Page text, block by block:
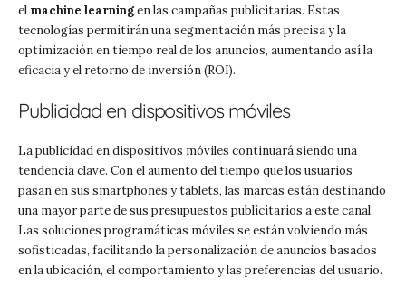
el machine learningen las campañas publicitarias. Estas
tecnologías permitirán una segmentación más precisa y la
optimización en tiempo real de los anuncios, aumentando así la
eficacia y el retorno de inversión (ROI).
Publicidad en dispositivos móviles
La publicidad en dispositivos móviles continuará siendo una
tendencia clave. Con el aumento del tiempo que los usuarios
pasan en sus smartphones y tablets, las marcas están destinando
una mayor parte de sus presupuestos publicitarios a este canal.
Las soluciones programáticas móviles se están volviendo más
sofisticadas, facilitando la personalización de anuncios basados
en la ubicación, el comportamiento y las preferencias del usuario.